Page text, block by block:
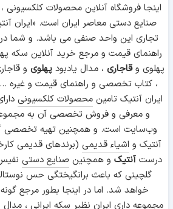
اینجا فروشگاه آنلاین محصولات کلکسیونی
صنایع دستی معاصر ایران است. «ایران
تجاری این واحد صنفی می باشد. و شما
راهنمای قیمت و مرجع خرید آنلاین سکه
پهلوی وقاجاری ، مدال یادبودپهلوی و
، کتاب تخصصی و راهنمای قیمت و غیره
ایران آنتیک تامین محصولات کلکسیونی
و معرفی و فروش تخصصی آن به
وب‌سایت است. و همچنین تهیه تخصصی
آنتیک و اشیاء قدیمی (برندهای قدیمی
درستآنتیک و همچنینصنایع دستی
گلچینی که باعث برانگیختگی حس
خواهد شد. اما در اینجا بطور مرجع
مجموعه داری ایران نظیر سکه ایرانی ، مدال